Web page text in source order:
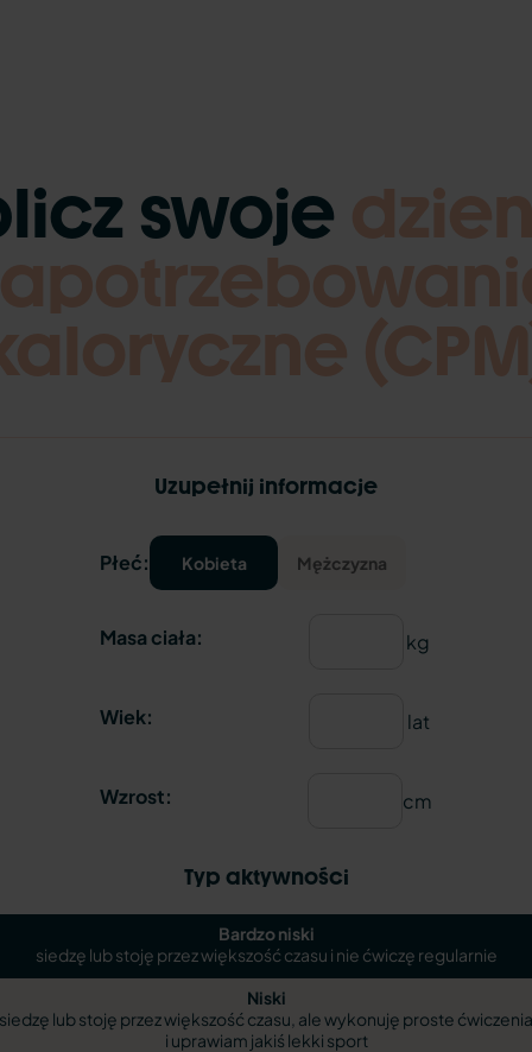
swoje
Uzupełnij informacje
Płeć: Kobieta Mężczyzna
Masa ciała: kg
Wiek: lat
Wzrost: cm
Typ aktywności
Bardzo niski
siedzę lub stoję przez większość czasu i nie ćwiczę regularnie
Niski
siedzę lub stoję przez większość czasu, ale wykonuję proste ćwiczenia
i uprawiam jakiś lekki sport